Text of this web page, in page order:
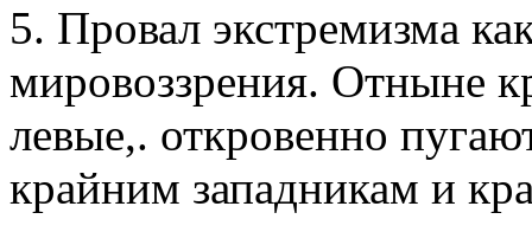
5. Провал экстремизма
мировоззрения. Отныне
левые,. откровенно
крайним западникам и